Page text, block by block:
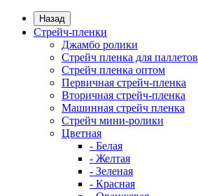
Назад
Стрейч-пленки
Джамбо ролики
Стрейч пленка для паллетов
Стрейч пленка оптом
Первичная стрейч-пленка
Вторичная стрейч-пленка
Машинная стрейч пленка
Стрейч мини-ролики
Цветная
- Белая
- Желтая
- Зеленая
- Красная